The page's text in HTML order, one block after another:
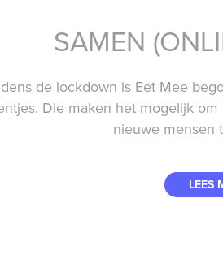
SAMEN
de lockdown is Eet Mee
Die maken het mogelijk
nieuwe mensen
LEES